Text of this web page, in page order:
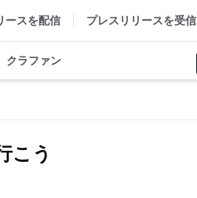
ースを配信 プレスリリースを受信
クラファン
こう